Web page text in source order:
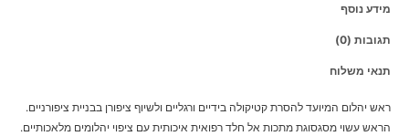
מידע נוסף
תגובות (0)
תנאי משלוח
ראש יהלום המיועד להסרת קטיקולה בידיים ורגליים ולשיוף ציפורן בבניית ציפורניים.
הראש עשוי מסגסוגת מתכות אל חלד רפואית איכותית עם ציפוי יהלומים מלאכותיים.